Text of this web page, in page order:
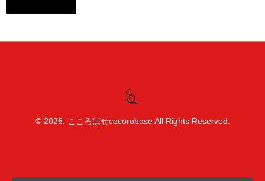
© 2026. こころばせcocorobase All Rights Reserved.